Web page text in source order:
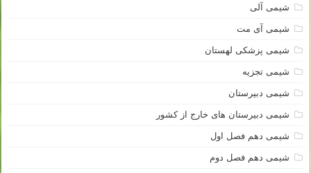
شیمی آلی
شیمی آی مت
شیمی پزشکی لهستان
شیمی تجزیه
شیمی دبیرستان
شیمی دبیرستان های خارج از کشور
شیمی دهم فصل اول
شیمی دهم فصل دوم